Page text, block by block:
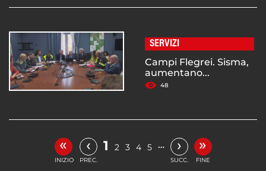
SERVIZI
Campi Flegrei. Sisma,
aumentano...
48
«
INIZIO
‹
PREC.
1 2 3 4 5 … ›
SUCC.
»
FINE